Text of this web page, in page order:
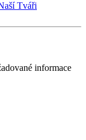
Tváři
informace